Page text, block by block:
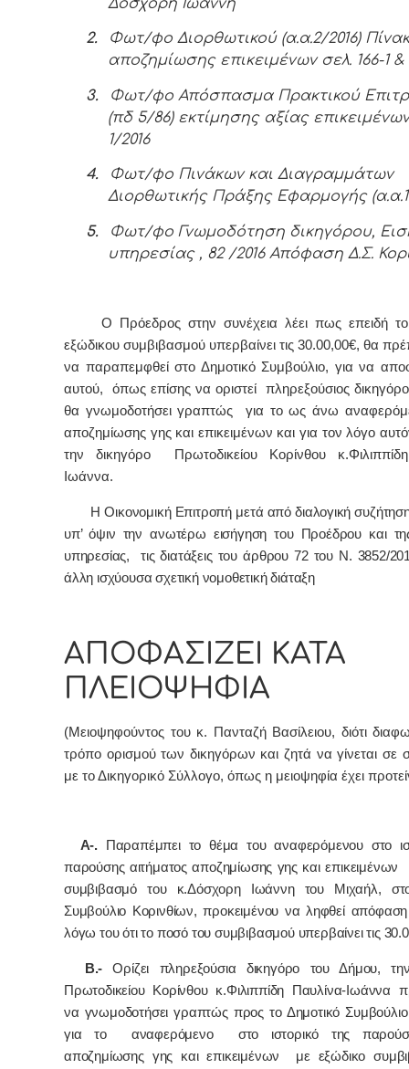
Δόσχορη Ιωάννη
2.
Φωτ/φο Διορθωτικού (α.α.2/2016)
αποζημίωσης επικειμένων σελ. 166-1 &
3.
Φωτ/φο Απόσπασμα Πρακτικού
(πδ 5/86) εκτίμησης αξίας
1/2016
4.
Φωτ/φο Πινάκων και Διαγραμμάτων
Διορθωτικής Πράξης Εφαρμογής
5.
Φωτ/φο Γνωμοδότηση δικηγόρου,
υπηρεσίας , 82 /2016 Απόφαση Δ.Σ.
Ο Πρόεδρος στην συνέχεια λέει πως επειδή
εξώδικου συμβιβασμού υπερβαίνει τις 30.00,00€, θα
να παραπεμφθεί στο Δημοτικό Συμβούλιο, για να
αυτού, όπως επίσης να οριστεί πληρεξούσιος
θα γνωμοδοτήσει γραπτώς για το ως άνω
αποζημίωσης γης και επικειμένων και για τον λόγο
την δικηγόρο Πρωτοδικείου Κορίνθου
Ιωάννα.
Η Οικονομική Επιτροπή μετά από διαλογική συζήτηση
υπ’ όψιν την ανωτέρω εισήγηση του Προέδρου και
υπηρεσίας, τις διατάξεις του άρθρου 72 του Ν. 3852/
άλλη ισχύουσα σχετική νομοθετική διάταξη
ΑΠΟΦΑΣΙΖΕΙ ΚΑΤΑ
ΠΛΕΙΟΨΗΦΙΑ
(Μειοψηφούντος του κ. Πανταζή Βασίλειου, διότι
τρόπο ορισμού των δικηγόρων και ζητά να γίνεται σε
με το Δικηγορικό Σύλλογο, όπως η μειοψηφία έχει
Α-. Παραπέμπει το θέμα του αναφερόμενου στο
παρούσης αιτήματος αποζημίωσης γης και επικειμένων
συμβιβασμό του κ.Δόσχορη Ιωάννη του Μιχαήλ,
Συμβούλιο Κορινθίων, προκειμένου να ληφθεί
λόγω του ότι το ποσό του συμβιβασμού υπερβαίνει τις
Β.- Ορίζει πληρεξούσια δικηγόρο του Δήμου,
Πρωτοδικείου Κορίνθου κ.Φιλιππίδη Παυλίνα-Ιωάννα
να γνωμοδοτήσει γραπτώς προς το Δημοτικό
για το αναφερόμενο στο ιστορικό της
αποζημίωσης γης και επικειμένων με εξώδικο